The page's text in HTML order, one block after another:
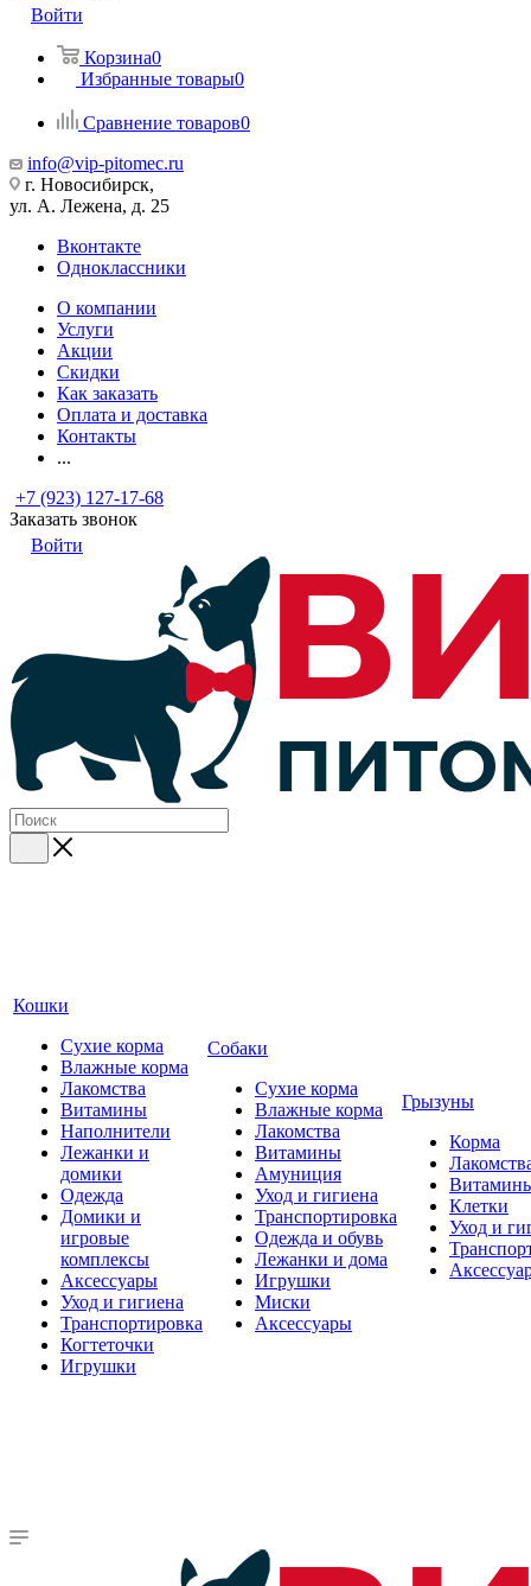
Войти
Корзина0
Избранные товары0
Сравнение товаров0
info@vip-pitomec.ru
г. Новосибирск,
ул. А. Лежена, д. 25
Вконтакте
Одноклассники
О компании
Услуги
Акции
Скидки
Как заказать
Оплата и доставка
Контакты
...
+7 (923) 127-17-68
Заказать звонок
Войти
Кошки
Сухие корма
Влажные корма
Лакомства
Витамины
Наполнители
Лежанки и
домики
Одежда
Домики и
игровые
комплексы
Аксессуары
Уход и гигиена
Транспортировка
Когтеточки
Игрушки
Собаки
Сухие корма
Влажные корма
Лакомства
Витамины
Амуниция
Уход и гигиена
Транспортировка
Одежда и обувь
Лежанки и дома
Игрушки
Миски
Аксессуары
Грызуны
Корма
Клетки
Уход и